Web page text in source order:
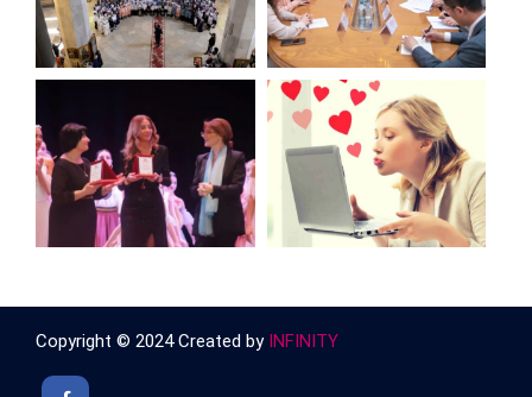
Copyright © 2024 Created by INFINITY